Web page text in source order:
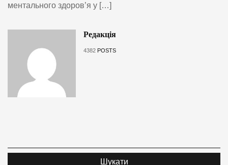
ментального здоров’я у […]
Редакція
4382 POSTS